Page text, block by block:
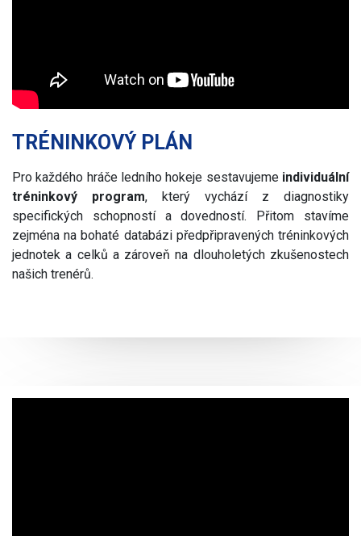
TRÉNINKOVÝ PLÁN
Pro každého hráče ledního hokeje sestavujeme individuální
tréninkový program, který vychází z diagnostiky
specifických schopností a dovedností. Přitom stavíme
zejména na bohaté databázi předpřipravených tréninkových
jednotek a celků a zároveň na dlouholetých zkušenostech
našich trenérů.